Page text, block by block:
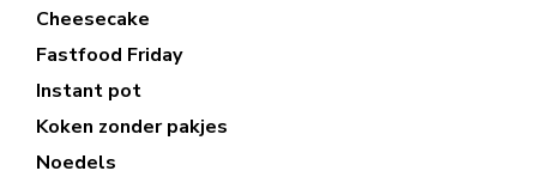
Cheesecake
Fastfood Friday
Instant pot
Koken zonder pakjes
Noedels